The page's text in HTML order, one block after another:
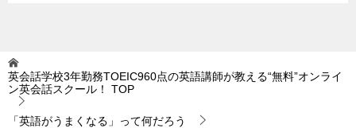
英会話学校3年勤務TOEIC960点の英語講師が教える“無料”オンライ
ン英会話スクール！
TOP
「英語がうまくなる」って何だろう